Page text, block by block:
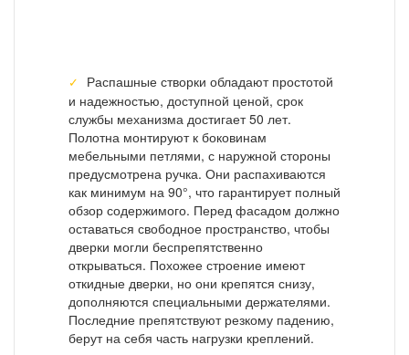
Распашные створки обладают простотой
и надежностью, доступной ценой, срок
службы механизма достигает 50 лет.
Полотна монтируют к боковинам
мебельными петлями, с наружной стороны
предусмотрена ручка. Они распахиваются
как минимум на 90°, что гарантирует полный
обзор содержимого. Перед фасадом должно
оставаться свободное пространство, чтобы
дверки могли беспрепятственно
открываться. Похожее строение имеют
откидные дверки, но они крепятся снизу,
дополняются специальными держателями.
Последние препятствуют резкому падению,
берут на себя часть нагрузки креплений.